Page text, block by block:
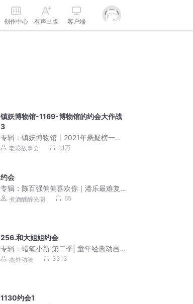
创作中心 有声出版 客户端
镇妖博物馆-1169-博物馆的约会大作战
3
专辑：镇妖博物馆丨2021年悬疑榜一神
书|老彩&乔津津
老彩故事会 1.1万
约会
专辑：陈百强偏偏喜欢你｜港乐最难复
制的天真色泽
煮酒醺醉光阴 65
256.和大姐姐约会
专辑：蜡笔小新 第二季| 童年经典动画
原声音频
杰外动漫 3313
1130约会1